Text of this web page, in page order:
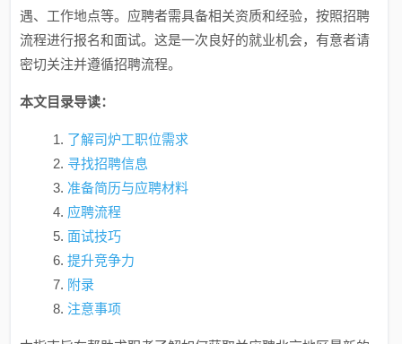
遇、工作地点等。应聘者需具备相关资质和经验，按照招聘
流程进行报名和面试。这是一次良好的就业机会，有意者请
密切关注并遵循招聘流程。
本文目录导读：
了解司炉工职位需求
寻找招聘信息
准备简历与应聘材料
应聘流程
面试技巧
提升竞争力
附录
注意事项